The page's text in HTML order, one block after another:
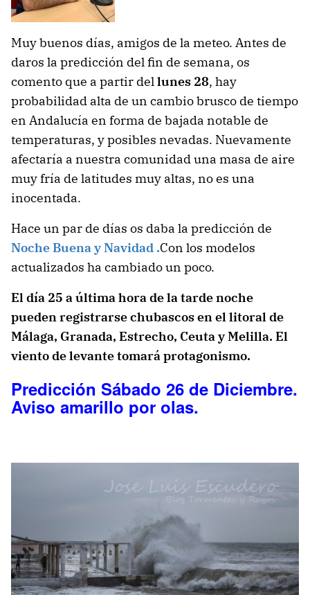
Muy buenos días, amigos de la meteo. Antes de
daros la predicción del fin de semana, os
comento que a partir dellunes 28, hay
probabilidad alta de un cambio brusco de tiempo
en Andalucía en forma de bajada notable de
temperaturas, y posibles nevadas. Nuevamente
afectaría a nuestra comunidad una masa de aire
muy fría de latitudes muy altas, no es una
inocentada.
Hace un par de días os daba la predicción de
Noche Buena y Navidad .Con los modelos
actualizados ha cambiado un poco.
El día 25 a última hora de la tarde noche
pueden registrarse chubascos en el litoral de
Málaga, Granada, Estrecho, Ceuta y Melilla. El
viento de levante tomará protagonismo.
Predicción Sábado 26 de Diciembre.
Aviso amarillo por olas.